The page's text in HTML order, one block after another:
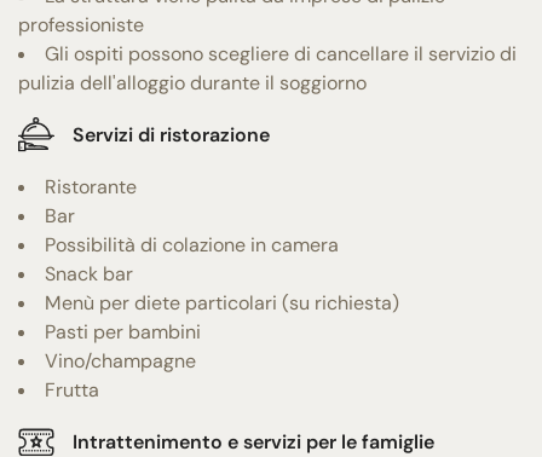
professioniste
Gli ospiti possono scegliere di cancellare il servizio di
pulizia dell'alloggio durante il soggiorno
Servizi di ristorazione
Ristorante
Bar
Possibilità di colazione in camera
Snack bar
Menù per diete particolari (su richiesta)
Pasti per bambini
Vino/champagne
Frutta
Intrattenimento e servizi per le famiglie